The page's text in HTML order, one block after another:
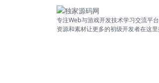
专注Web与游戏开发技术学习交流平
资源和素材让更多的初级开发者在这